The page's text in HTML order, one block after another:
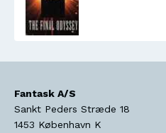
Fantask A/S
Sankt Peders Stræde 18
1453 København K